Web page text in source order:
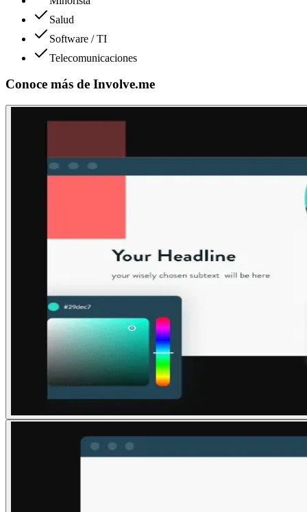
Salud
Software / TI
Telecomunicaciones
Conoce más de Involve.me